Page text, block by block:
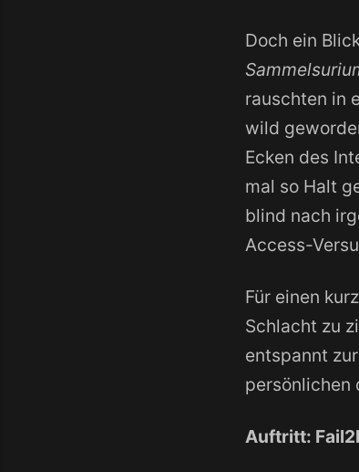
Doch ein
rauschten in
wild
Ecken des
mal so Halt
blind nach
Access-
Für einen
Schlacht zu
entspannt
persönlichen
Auftritt: